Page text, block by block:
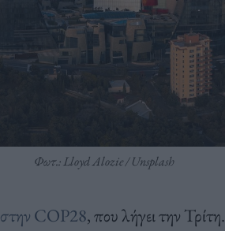
Φωτ.: Lloyd Alozie / Unsplash
στην COP28, που λήγει την Τρίτη.